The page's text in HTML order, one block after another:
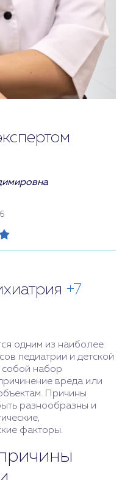
+7
одним из наиболее
педиатрии и детской
собой набор
вреда или
Причины
разнообразны и
факторы.